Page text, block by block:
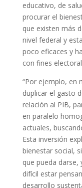
educativo, de
procurar el
que existen más
nivel federal y
poco eficaces y
con fines
“Por ejemplo, en
duplicar el gasto
relación al PIB,
en paralelo
actuales,
Esta inversión
bienestar social,
que pueda darse,
difícil estar
desarrollo